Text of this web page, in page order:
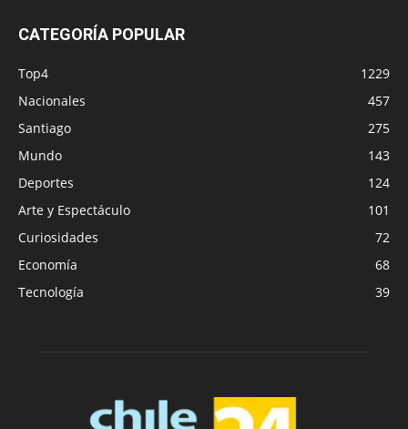
CATEGORÍA POPULAR
Top4
1229
Nacionales
457
Santiago
275
Mundo
143
Deportes
124
Arte y Espectáculo
101
Curiosidades
72
Economía
68
Tecnología
39